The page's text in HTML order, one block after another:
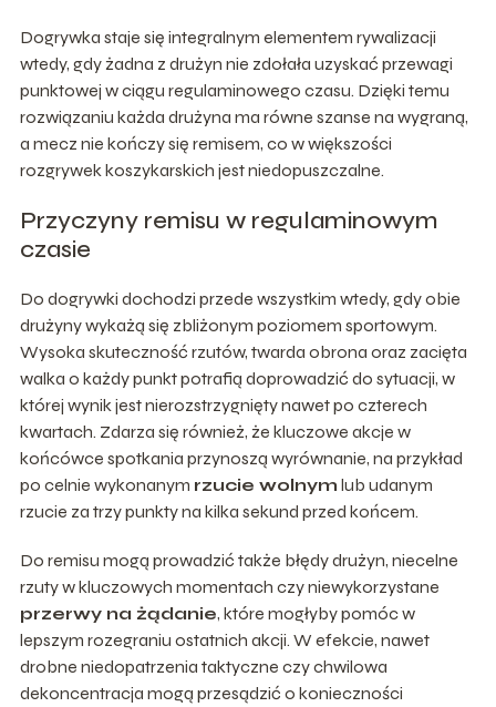
Dogrywka staje się integralnym elementem rywalizacji
wtedy, gdy żadna z drużyn nie zdołała uzyskać przewagi
punktowej w ciągu regulaminowego czasu. Dzięki temu
rozwiązaniu każda drużyna ma równe szanse na wygraną,
a mecz nie kończy się remisem, co w większości
rozgrywek koszykarskich jest niedopuszczalne.
Przyczyny remisu w regulaminowym
czasie
Do dogrywki dochodzi przede wszystkim wtedy, gdy obie
drużyny wykażą się zbliżonym poziomem sportowym.
Wysoka skuteczność rzutów, twarda obrona oraz zacięta
walka o każdy punkt potrafią doprowadzić do sytuacji, w
której wynik jest nierozstrzygnięty nawet po czterech
kwartach. Zdarza się również, że kluczowe akcje w
końcówce spotkania przynoszą wyrównanie, na przykład
po celnie wykonanym rzucie wolnym lub udanym
rzucie za trzy punkty na kilka sekund przed końcem.
Do remisu mogą prowadzić także błędy drużyn, niecelne
rzuty w kluczowych momentach czy niewykorzystane
przerwy na żądanie, które mogłyby pomóc w
lepszym rozegraniu ostatnich akcji. W efekcie, nawet
drobne niedopatrzenia taktyczne czy chwilowa
dekoncentracja mogą przesądzić o konieczności